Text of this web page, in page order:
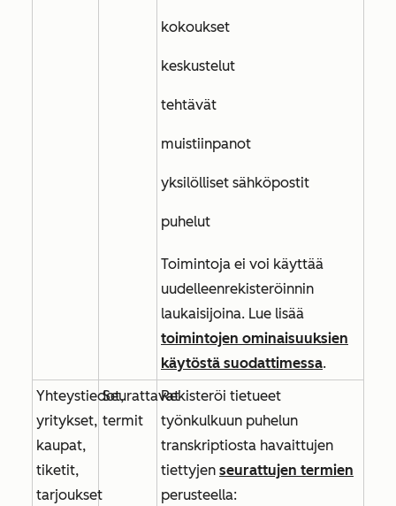
kokoukset
keskustelut
tehtävät
muistiinpanot
yksilölliset sähköpostit
puhelut
Toimintoja ei voi käyttää
uudelleenrekisteröinnin
laukaisijoina. Lue lisää
toimintojen ominaisuuksien
käytöstä suodattimessa.
Yhteystiedot,
yritykset,
kaupat,
tiketit,
tarjoukset
Seurattavat
termit
Rekisteröi tietueet
työnkulkuun puhelun
transkriptiosta havaittujen
tiettyjen seurattujen termien
perusteella: